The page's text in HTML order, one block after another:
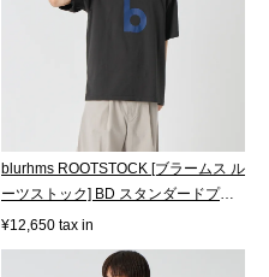
blurhms ROOTSTOCK [ブラームス ル
ーツストック] BD スタンダードプリ
ントT...
¥12,650 tax in